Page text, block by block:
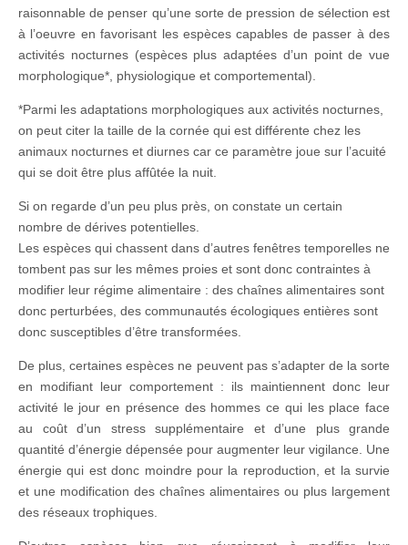
raisonnable de penser qu’une sorte de pression de sélection est
à l’oeuvre en favorisant les espèces capables de passer à des
activités nocturnes (espèces plus adaptées d’un point de vue
morphologique*, physiologique et comportemental).
*Parmi les adaptations morphologiques aux activités nocturnes,
on peut citer la taille de la cornée qui est différente chez les
animaux nocturnes et diurnes car ce paramètre joue sur l’acuité
qui se doit être plus affûtée la nuit.
Si on regarde d’un peu plus près, on constate un certain
nombre de dérives potentielles.
Les espèces qui chassent dans d’autres fenêtres temporelles ne
tombent pas sur les mêmes proies et sont donc contraintes à
modifier leur régime alimentaire : des chaînes alimentaires sont
donc perturbées, des communautés écologiques entières sont
donc susceptibles d’être transformées.
De plus, certaines espèces ne peuvent pas s’adapter de la sorte
en modifiant leur comportement : ils maintiennent donc leur
activité le jour en présence des hommes ce qui les place face
au coût d’un stress supplémentaire et d’une plus grande
quantité d’énergie dépensée pour augmenter leur vigilance. Une
énergie qui est donc moindre pour la reproduction, et la survie
et une modification des chaînes alimentaires ou plus largement
des réseaux trophiques.